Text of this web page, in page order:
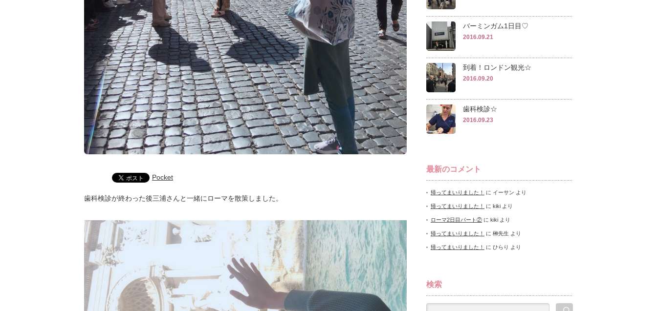
Pocket
歯科検診が終わった後三浦さんと一緒にローマを散策しました。
バーミンガム1日目♡
2016.09.21
到着！ロンドン観光☆
2016.09.20
歯科検診☆
2016.09.23
最新のコメント
帰ってまいりました！ に イーサン より
帰ってまいりました！ に kiki より
ローマ2日目パート② に kiki より
帰ってまいりました！ に 榊先生 より
帰ってまいりました！ に ひらり より
検索